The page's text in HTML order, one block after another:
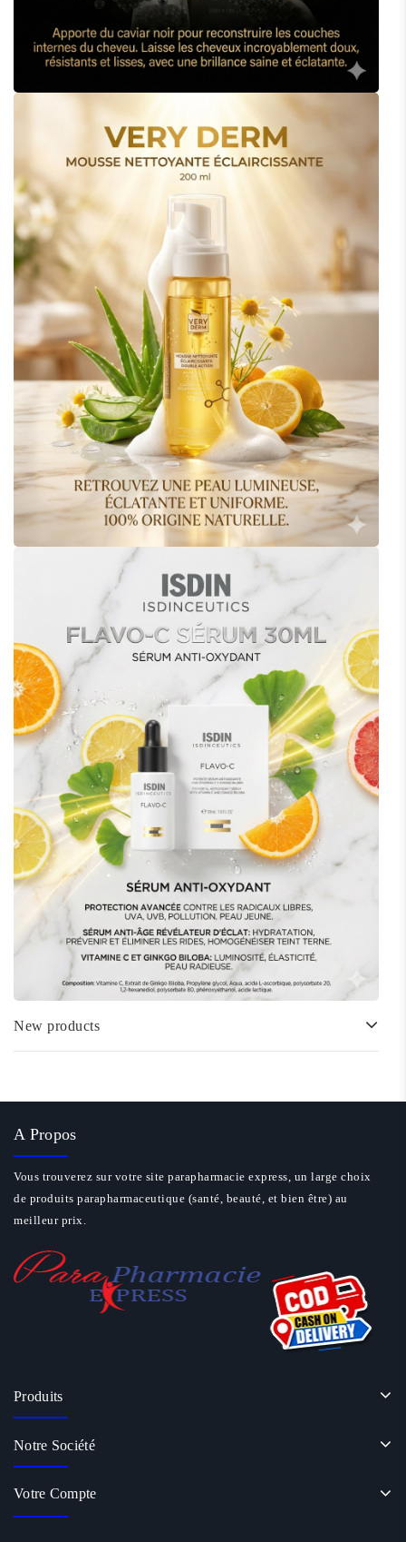
New products
A Propos
Vous trouverez sur votre site parapharmacie express, un large choix
de produits parapharmaceutique (santé, beauté, et bien être) au
meilleur prix.
Produits
Notre Société
Votre Compte